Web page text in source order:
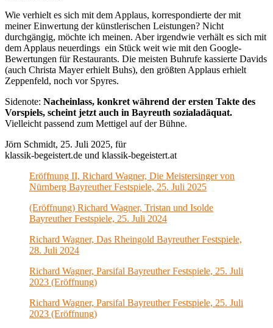
Wie verhielt es sich mit dem Applaus, korrespondierte der mit
meiner Einwertung der künstlerischen Leistungen? Nicht
durchgängig, möchte ich meinen. Aber irgendwie verhält es sich mit
dem Applaus neuerdings ein Stück weit wie mit den Google-
Bewertungen für Restaurants. Die meisten Buhrufe kassierte Davids
(auch Christa Mayer erhielt Buhs), den größten Applaus erhielt
Zeppenfeld, noch vor Spyres.
Sidenote: Nacheinlass, konkret während der ersten Takte des
Vorspiels, scheint jetzt auch in Bayreuth sozialadäquat.
Vielleicht passend zum Mettigel auf der Bühne.
Jörn Schmidt, 25. Juli 2025, für
klassik-begeistert.de und klassik-begeistert.at
Eröffnung II, Richard Wagner, Die Meistersinger von
Nürnberg Bayreuther Festspiele, 25. Juli 2025
(Eröffnung) Richard Wagner, Tristan und Isolde
Bayreuther Festspiele, 25. Juli 2024
Richard Wagner, Das Rheingold Bayreuther Festspiele,
28. Juli 2024
Richard Wagner, Parsifal Bayreuther Festspiele, 25. Juli
2023 (Eröffnung)
Richard Wagner, Parsifal Bayreuther Festspiele, 25. Juli
2023 (Eröffnung)